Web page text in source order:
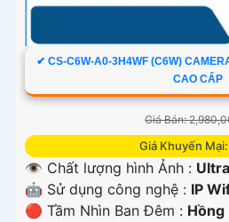
✔ CS-C6W-A0-3H4WF (C6W)
CAO CẤP
Giá Bán:
Giá Khuyến
👁 Chất lượng hình Ảnh :
🤖️ Sử dụng công nghệ : IP
🔴 Tầm Nhìn Ban Đêm : Hồng